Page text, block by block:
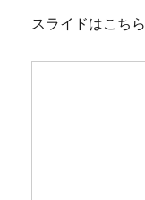
スライドはこちら